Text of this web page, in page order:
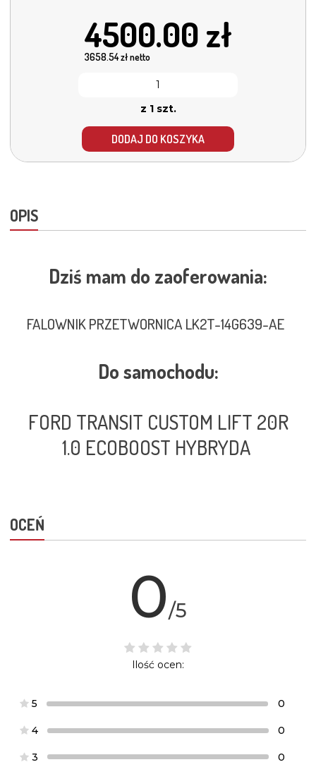
4500.00 zł
3658.54zł netto
z 1 szt.
DODAJ DO KOSZYKA
OPIS
Dziś mam do zaoferowania:
FALOWNIK PRZETWORNICA LK2T-14G639-AE
Do samochodu:
FORD TRANSIT CUSTOM LIFT 20R
1.0 ECOBOOST HYBRYDA
OCEŃ
0/5
Ilość ocen:
5 0
4 0
3 0